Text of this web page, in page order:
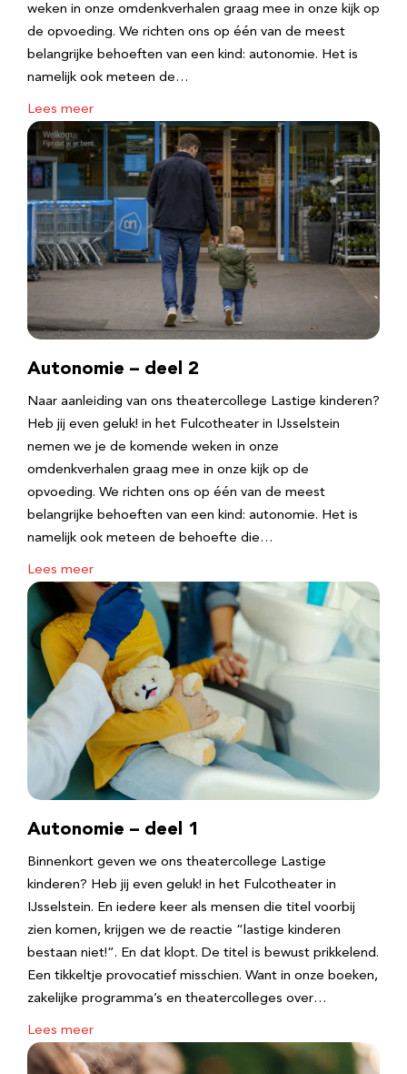
weken in onze omdenkverhalen graag mee in onze kijk op
de opvoeding. We richten ons op één van de meest
belangrijke behoeften van een kind: autonomie. Het is
namelijk ook meteen de…
Lees meer
Autonomie – deel 2
Naar aanleiding van ons theatercollege Lastige kinderen?
Heb jij even geluk! in het Fulcotheater in IJsselstein
nemen we je de komende weken in onze
omdenkverhalen graag mee in onze kijk op de
opvoeding. We richten ons op één van de meest
belangrijke behoeften van een kind: autonomie. Het is
namelijk ook meteen de behoefte die…
Lees meer
Autonomie – deel 1
Binnenkort geven we ons theatercollege Lastige
kinderen? Heb jij even geluk! in het Fulcotheater in
IJsselstein. En iedere keer als mensen die titel voorbij
zien komen, krijgen we de reactie “lastige kinderen
bestaan niet!”. En dat klopt. De titel is bewust prikkelend.
Een tikkeltje provocatief misschien. Want in onze boeken,
zakelijke programma’s en theatercolleges over…
Lees meer